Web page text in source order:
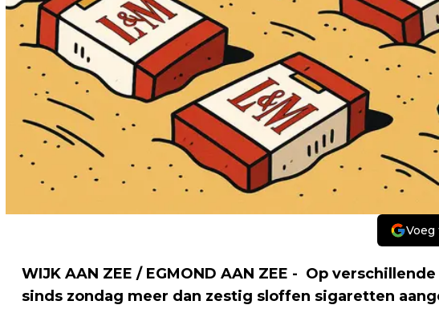
WIJK AAN ZEE / EGMOND AAN ZEE - Op
sinds zondag meer dan zestig sloffen sigaretten